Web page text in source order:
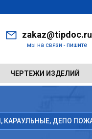
zakaz@tipdoc.ru
мы на связи - пишите
ЧЕРТЕЖИ ИЗДЕЛИЙ
КАРАУЛЬНЫЕ, ДЕПО